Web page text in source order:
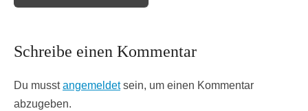
Schreibe einen Kommentar
Du musstangemeldetsein, um einen Kommentar
abzugeben.